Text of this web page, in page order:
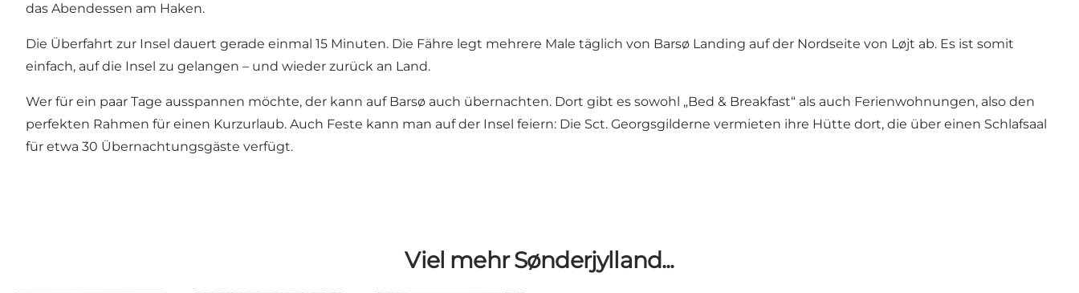
das Abendessen am Haken.
Die Überfahrt zur Insel dauert gerade einmal 15 Minuten. Die Fähre legt mehrere Male täglich von Barsø Landing auf der Nordseite von Løjt ab. Es ist somit
einfach, auf die Insel zu gelangen – und wieder zurück an Land.
Wer für ein paar Tage ausspannen möchte, der kann auf Barsø auch übernachten. Dort gibt es sowohl „Bed & Breakfast“ als auch Ferienwohnungen, also den
perfekten Rahmen für einen Kurzurlaub. Auch Feste kann man auf der Insel feiern: Die Sct. Georgsgilderne vermieten ihre Hütte dort, die über einen Schlafsaal
für etwa 30 Übernachtungsgäste verfügt.
Viel mehr Sønderjylland...